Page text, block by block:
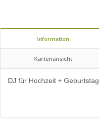
Information
Kartenansicht
DJ für Hochzeit + Geburtstag